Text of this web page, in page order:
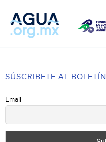
SÚSCRIBETE AL BOLETÍN
Email